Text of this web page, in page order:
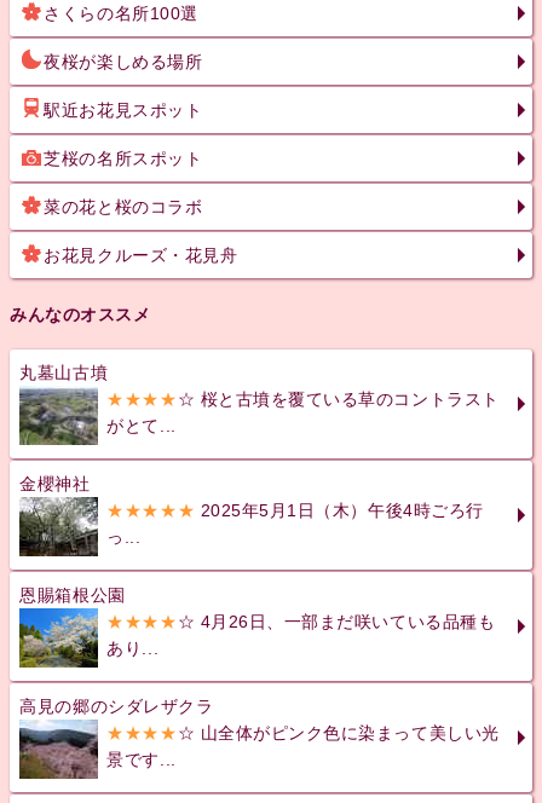
さくらの名所100選
夜桜が楽しめる場所
駅近お花見スポット
芝桜の名所スポット
菜の花と桜のコラボ
お花見クルーズ・花見舟
みんなのオススメ
丸墓山古墳
★★★★☆ 桜と古墳を覆ている草のコントラスト
がとて...
金櫻神社
★★★★★ 2025年5月1日（木）午後4時ごろ行
っ...
恩賜箱根公園
★★★★☆ 4月26日、一部まだ咲いている品種も
あり...
高見の郷のシダレザクラ
★★★★☆ 山全体がピンク色に染まって美しい光
景です...